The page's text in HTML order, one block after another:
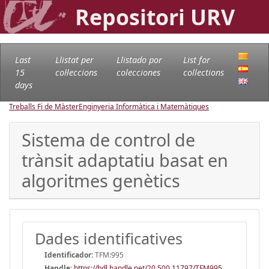
Repositori URV
Last
15
days
Llistat per
col·leccions
Llistado por
colecciones
List for
collections
Treballs Fi de MàsterEnginyeria Informàtica i Matemàtiques
Sistema de control de
trànsit adaptatiu basat en
algoritmes genètics
Dades identificatives
Identificador:TFM:995